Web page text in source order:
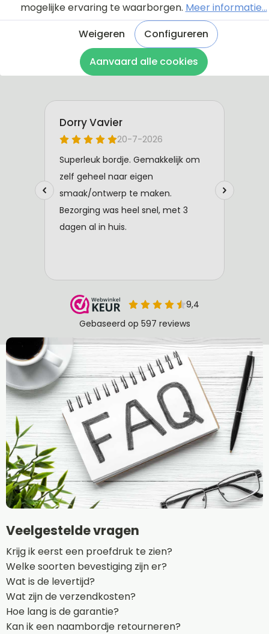
Bekijk de instructie
Veelgestelde vragen
Krijg ik eerst een proefdruk te zien?
Welke soorten bevestiging zijn er?
Wat is de levertijd?
Wat zijn de verzendkosten?
Hoe lang is de garantie?
Kan ik een naambordje retourneren?
mogelijke ervaring te waarborgen. Meer informatie...
Weigeren
Configureren
Aanvaard alle cookies